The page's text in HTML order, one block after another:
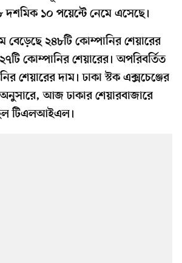
দশমিক ১০ পয়েন্টে নেমে এসেছে।
২৪৮টি কোম্পানির শেয়ারের
কোম্পানির শেয়ারের। অপরিবর্তিত
শেয়ারের দাম। ঢাকা স্টক এক্সচেঞ্জের
আজ ঢাকার শেয়ারবাজারে
টিএলআইএল।